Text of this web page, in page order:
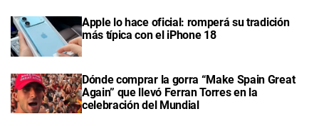
Apple lo hace oficial: romperá su tradición
más típica con el iPhone 18
Dónde comprar la gorra “Make Spain Great
Again” que llevó Ferran Torres en la
celebración del Mundial